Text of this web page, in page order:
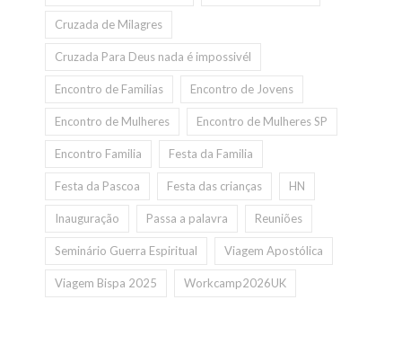
Cruzada de Milagres
Cruzada Para Deus nada é impossivél
Encontro de Familias Encontro de Jovens
Encontro de Mulheres Encontro de Mulheres SP
Encontro Familia Festa da Familia
Festa da Pascoa Festa das crianças HN
Inauguração Passa a palavra Reuniões
Seminário Guerra Espiritual Viagem Apostólica
Viagem Bispa 2025 Workcamp2026UK